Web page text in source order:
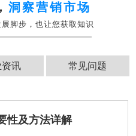
洞察营销市场
脚步，也让您获取知识
讯 常见问题
性及方法详解